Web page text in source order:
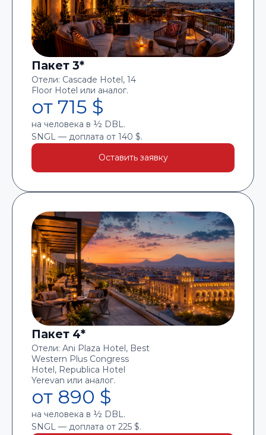
Пакет 3*
Отели: Cascade Hotel, 14
Floor Hotel или аналог.
от 715 $
на человека в ½ DBL.
SNGL — доплата от 140 $.
Оставить заявку
Пакет 4*
Отели: Ani Plaza Hotel, Best
Western Plus Congress
Hotel, Republica Hotel
Yerevan или аналог.
от 890 $
на человека в ½ DBL.
SNGL — доплата от 225 $.